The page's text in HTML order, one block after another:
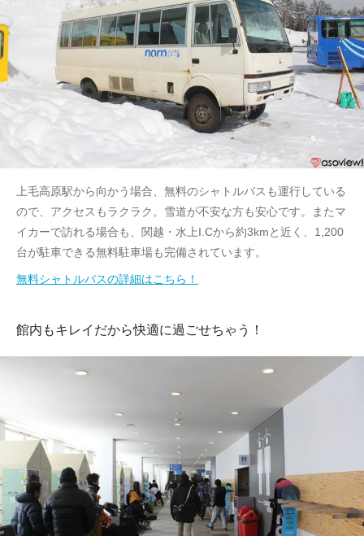
上毛高原駅から向かう場合、無料のシャトルバスも運行している
ので、アクセスもラクラク。雪道が不安な方も安心です。またマ
イカーで訪れる場合も、関越・水上I.Cから約3kmと近く、1,200
台が駐車できる無料駐車場も完備されています。
無料シャトルバスの詳細はこちら！
館内もキレイだから快適に過ごせちゃう！